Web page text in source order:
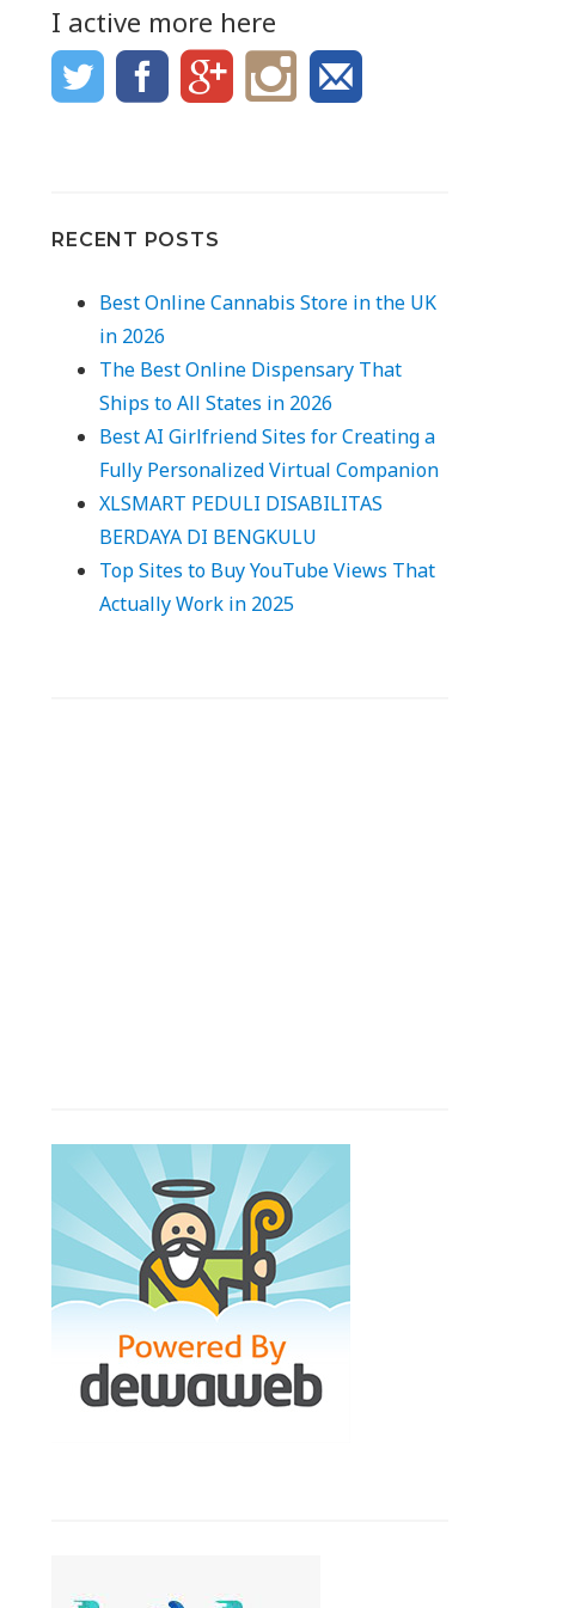
I active more here
RECENT POSTS
Best Online Cannabis Store in the UK
in 2026
The Best Online Dispensary That
Ships to All States in 2026
Best AI Girlfriend Sites for Creating a
Fully Personalized Virtual Companion
XLSMART PEDULI DISABILITAS
BERDAYA DI BENGKULU
Top Sites to Buy YouTube Views That
Actually Work in 2025